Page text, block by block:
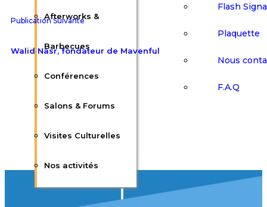
Afterworks &
Barbecues
Conférences
Salons & Forums
Visites Culturelles
Nos activités
Flash
Plaquette
Nous
F.A.Q
Publication Suivante
Walid Nasr, fondateur de Mavenful